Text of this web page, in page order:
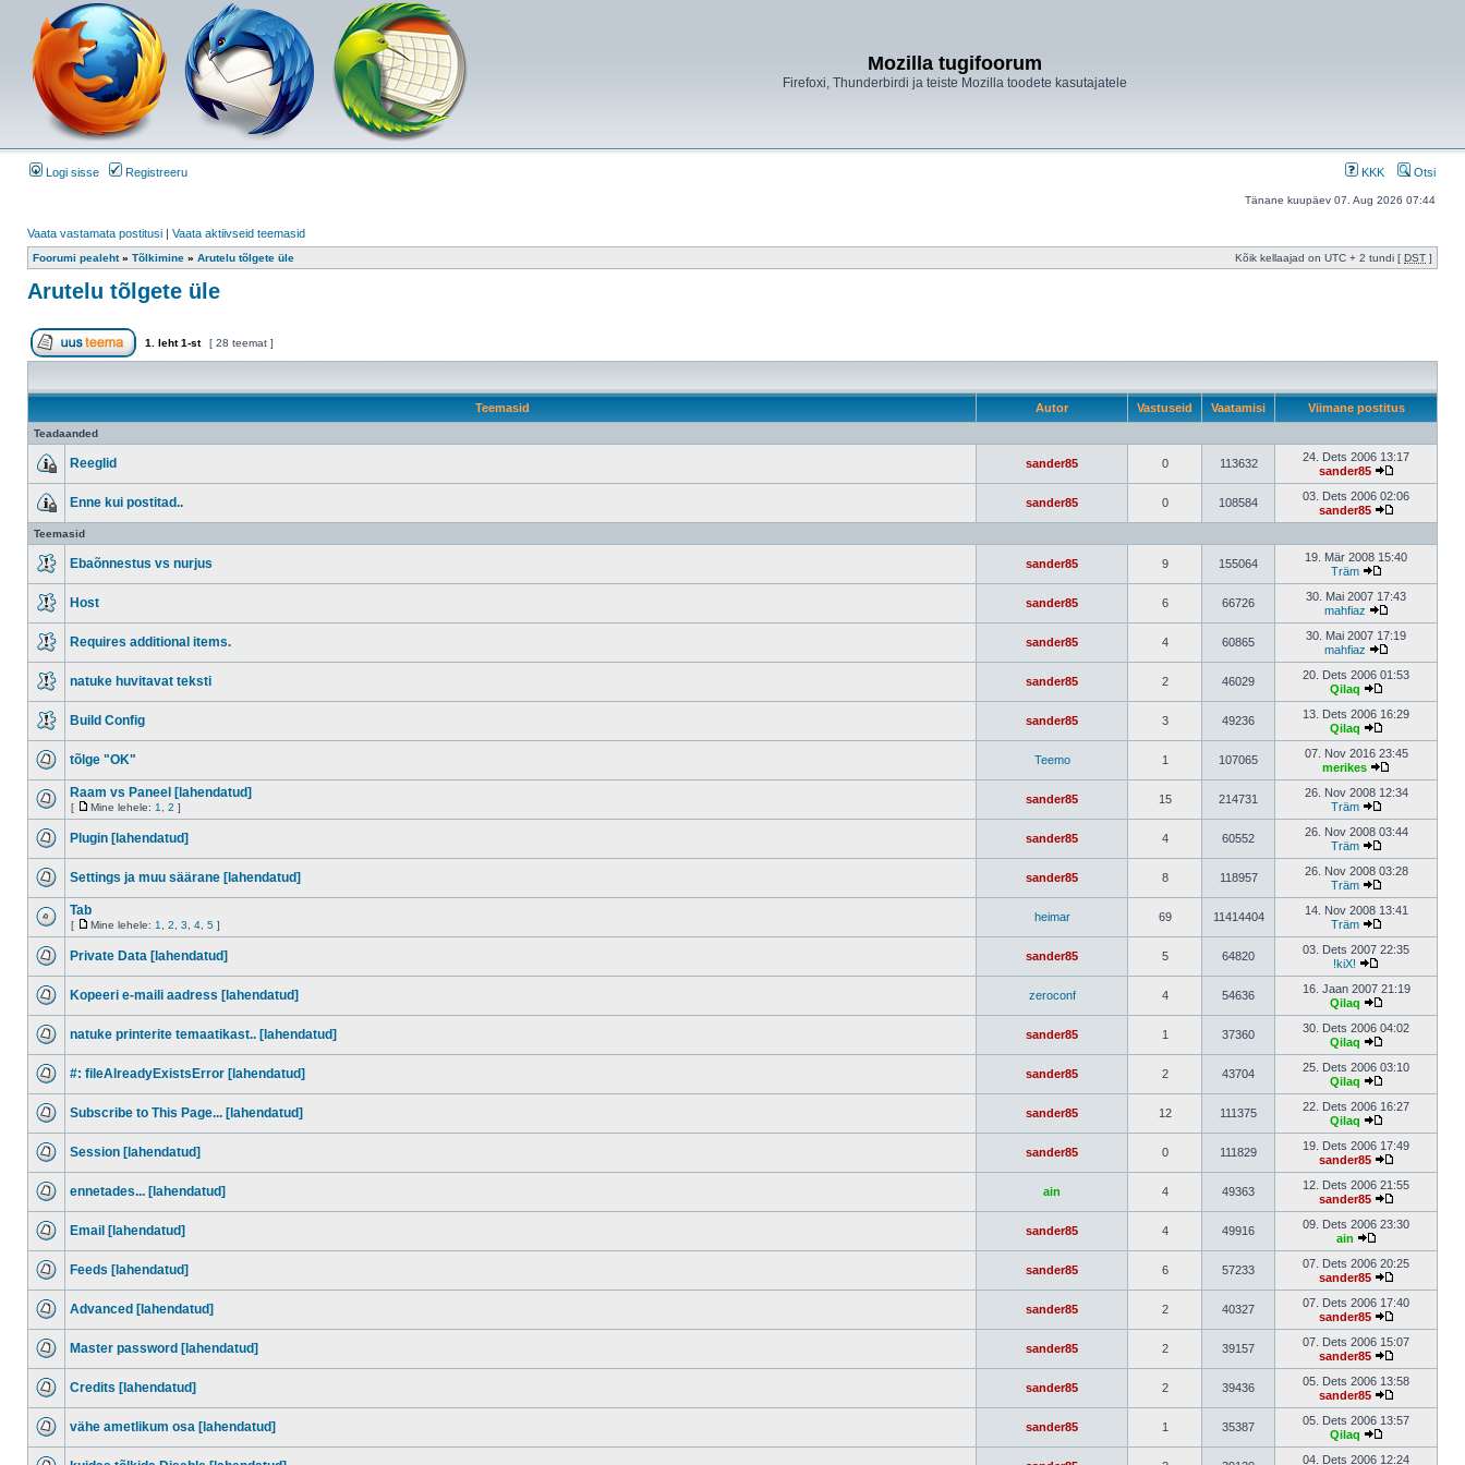
Mozilla tugifoorum
Firefoxi, Thunderbirdi ja teiste Mozilla toodete kasutajatele
Logi sisse Registreeru KKK Otsi
Tänane kuupäev 07. Aug 2026 07:44
Vaata vastamata postitusi | Vaata aktiivseid teemasid
Foorumi pealeht» Tõlkimine » Arutelu tõlgete üle Kõik kellaajad on UTC + 2 tundi [ DST ]
Arutelu tõlgete üle
1 . leht1-st [ 28 teemat ]
Teemasid Autor Vastuseid Vaatamisi Viimane postitus
Teadaanded
Reeglid sander85 0 113632
24. Dets 2006 13:17
sander85
Enne kui postitad.. sander85 0 108584
03. Dets 2006 02:06
sander85
Teemasid
Ebaõnnestus vs nurjus sander85 9 155064
19. Mär 2008 15:40
Träm
Host sander85 6 66726
30. Mai 2007 17:43
mahfiaz
Requires additional items. sander85 4 60865
30. Mai 2007 17:19
mahfiaz
natuke huvitavat teksti sander85 2 46029
20. Dets 2006 01:53
Qilaq
Build Config sander85 3 49236
13. Dets 2006 16:29
Qilaq
tõlge "OK" Teemo 1 107065
07. Nov 2016 23:45
merikes
Raam vs Paneel [lahendatud]
[ Mine lehele: 1 2 ]
sander85 15 214731
26. Nov 2008 12:34
Träm
Plugin [lahendatud] sander85 4 60552
26. Nov 2008 03:44
Träm
Settings ja muu säärane [lahendatud] sander85 8 118957
26. Nov 2008 03:28
Träm
Tab
[ Mine lehele: 1 2 3 4 5 ]
heimar 69 11414404
14. Nov 2008 13:41
Träm
Private Data [lahendatud] sander85 5 64820
03. Dets 2007 22:35
!kiX!
Kopeeri e-maili aadress [lahendatud] zeroconf 4 54636
16. Jaan 2007 21:19
Qilaq
natuke printerite temaatikast.. [lahendatud] sander85 1 37360
30. Dets 2006 04:02
Qilaq
#: fileAlreadyExistsError [lahendatud] sander85 2 43704
25. Dets 2006 03:10
Qilaq
Subscribe to This Page... [lahendatud] sander85 12 111375
22. Dets 2006 16:27
Qilaq
Session [lahendatud] sander85 0 111829
19. Dets 2006 17:49
sander85
ennetades... [lahendatud] ain 4 49363
12. Dets 2006 21:55
sander85
Email [lahendatud] sander85 4 49916
09. Dets 2006 23:30
ain
Feeds [lahendatud] sander85 6 57233
07. Dets 2006 20:25
sander85
Advanced [lahendatud] sander85 2 40327
07. Dets 2006 17:40
sander85
Master password [lahendatud] sander85 2 39157
07. Dets 2006 15:07
sander85
Credits [lahendatud] sander85 2 39436
05. Dets 2006 13:58
sander85
vähe ametlikum osa [lahendatud] sander85 1 35387
05. Dets 2006 13:57
Qilaq
04. Dets 2006 12:24